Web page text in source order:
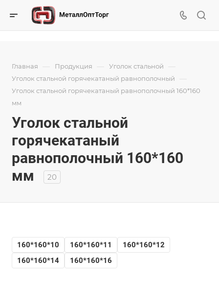
Главная — Продукция — Уголок стальной —
Уголок стальной горячекатаный равнополочный —
Уголок стальной горячекатаный равнополочный 160*160
мм
Уголок стальной
горячекатаный
равнополочный 160*160
мм
20
160*160*10 160*160*11
160*160*12
160*160*14
160*160*16